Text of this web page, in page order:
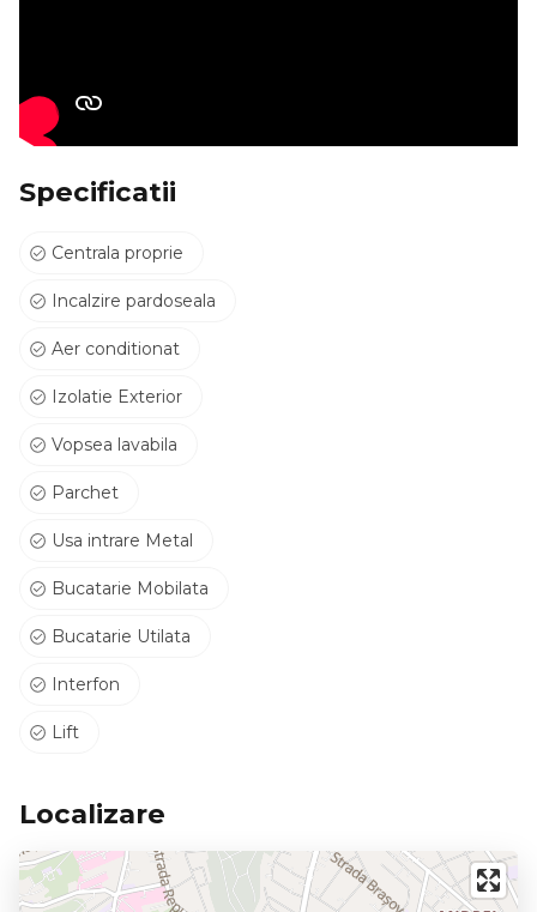
Specificatii
Centrala proprie
Incalzire pardoseala
Aer conditionat
Izolatie Exterior
Vopsea lavabila
Parchet
Usa intrare Metal
Bucatarie Mobilata
Bucatarie Utilata
Interfon
Lift
Localizare